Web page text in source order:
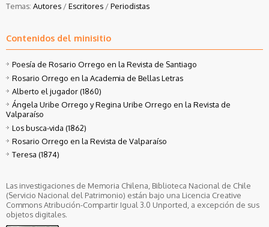
Temas: Autores /Escritores /Periodistas
Contenidos del minisitio
Poesía de Rosario Orrego en la Revista de Santiago
Rosario Orrego en la Academia de Bellas Letras
Alberto el jugador (1860)
Ángela Uribe Orrego y Regina Uribe Orrego en la Revista de
Valparaíso
Los busca-vida (1862)
Rosario Orrego en la Revista de Valparaíso
Teresa (1874)
Las investigaciones de Memoria Chilena, Biblioteca Nacional de Chile
(Servicio Nacional del Patrimonio) están bajo una Licencia Creative
Commons Atribución-Compartir Igual 3.0 Unported, a excepción de sus
objetos digitales.